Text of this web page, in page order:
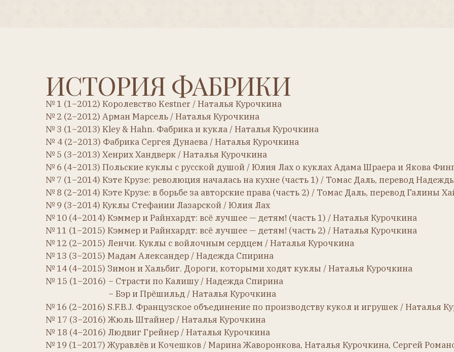
№ 2 (2−2012) Арман Марсель / Наталья Курочкина
№ 3 (1−2013) Kley & Hahn. Фабрика и кукла / Наталья Курочкина
№ 4 (2−2013) Фабрика Сергея Дунаева / Наталья Курочкина
№ 5 (3−2013) Хенрих Хандверк / Наталья Курочкина
№ 6 (4−2013) Польские куклы с русской душой / Юлия Лах о куклах Адама Шраера и Якова Фингергута
№ 7 (1−2014) Кэте Крузе: революция началась на кухне (часть 1) / Томас Даль, перевод Надежды Отмер
№ 8 (2−2014) Кэте Крузе: в борьбе за авторские права (часть 2) / Томас Даль, перевод Галины Хайнце
№ 9 (3−2014) Куклы Стефании Лазарской / Юлия Лах
№ 10 (4−2014) Кэммер и Райнхардт: всё лучшее — детям! (часть 1) / Наталья Курочкина
№ 11 (1−2015) Кэммер и Райнхардт: всё лучшее — детям! (часть 2) / Наталья Курочкина
№ 12 (2−2015) Ленчи. Куклы с войлочным сердцем / Наталья Курочкина
№ 13 (3−2015) Мадам Александер / Надежда Спирина
№ 14 (4−2015) Зимон и Хальбиг. Дороги, которыми ходят куклы / Наталья Курочкина
№ 15 (1−2016) − Страсти по Калишу / Надежда Спирина
− Бэр и Прёшильд / Наталья Курочкина
№ 16 (2−2016) S.F.B.J. Французское объединение по производству кукол и игрушек / Наталья Курочкина
№ 17 (3−2016) Жюль Штайнер / Наталья Курочкина
№ 18 (4−2016) Людвиг Грейнер / Наталья Курочкина
№ 19 (1−2017) Журавлёв и Кочешков / Марина Жаворонкова, Наталья Курочкина, Сергей Романов
№ 20 (2−2017) Франсуа Готье / Наталья Курочкина
№ 21 (3−2017) Хенрих и Минна Хандверк. Жизнь в раю / Надежда Спирина
№ 22 (1−2018) Шмитт и сын. Куклы, притягивающие взгляд / Наталья Курочкина
№ 23 (2−2018) − Жюмо. Имя настоящей куклы / Наталья Курочкина
− Под флагом Российской империи / Надежда Спирина об Армане Марселе
№ 24 (1−2019) − Брю. Три эпохи одного имени / Наталья Курочкина